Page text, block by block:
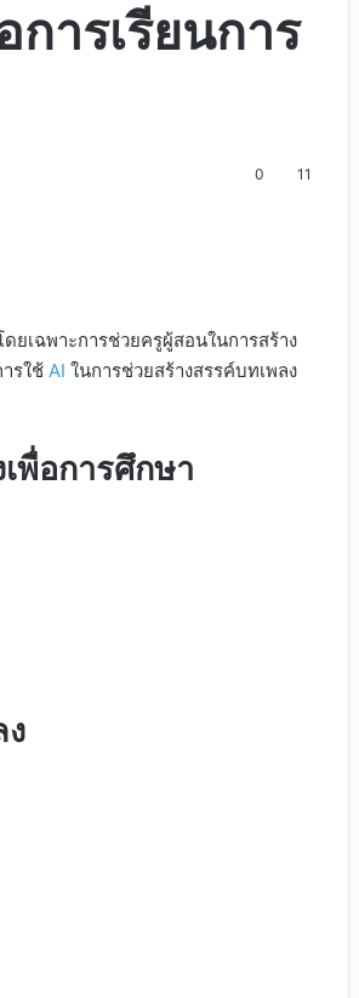
ารเรียนการ
0 11
เฉพาะการช่วยครูผู้สอนในการสร้าง
รใช้ AI ในการช่วยสร้างสรรค์บทเพลง
พื่อการศึกษา